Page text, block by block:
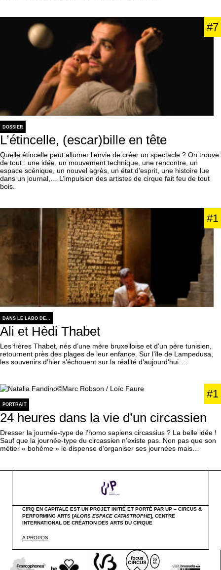
#7
DOSSIER
L’étincelle, (escar)bille en tête
Quelle étincelle peut allumer l’envie de créer un spectacle ? On trouve
de tout : une idée, un mouvement technique, une rencontre, un
espace scénique, un nouvel agrès, un état d’esprit, une histoire lue
dans un journal,… L’impulsion des artistes de cirque fait feu de tout
bois.
#1
DANS LE LABO DE...
Ali et Hèdi Thabet
Les frères Thabet, nés d’une mère bruxelloise et d’un père tunisien,
retournent près des plages de leur enfance. Sur l’île de Lampedusa,
les souvenirs d’hier s’échouent sur la réalité d’aujourd’hui….
#1
PORTRAIT
24 heures dans la vie d’un circassien
Dresser la journée-type de l’homo sapiens circassius ? La belle idée !
Sauf que la journée-type du circassien n’existe pas. Non pas que son
métier « bohème » le dispense d’organiser ses journées mais…
C!RQ EN CAPITALE EST UN PROJET INITIÉ ET PORTÉ PAR UP – CIRCUS &
PERFORMING ARTS [ALORS ESPACE CATASTROPHE], CENTRE
INTERNATIONAL DE CRÉATION DES ARTS DU CIRQUE
A PROPOS